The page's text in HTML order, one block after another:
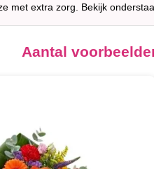
met extra zorg. Bekijk
Aantal